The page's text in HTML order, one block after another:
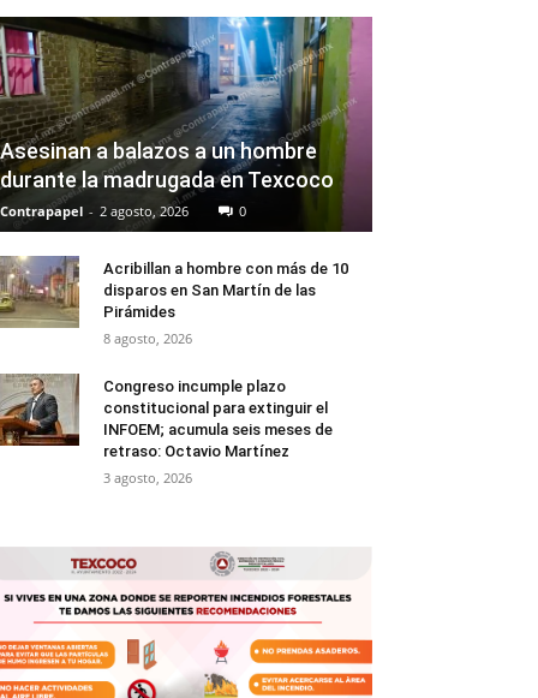
Asesinan a balazos a un hombre
durante la madrugada en Texcoco
Contrapapel - 2 agosto, 2026 0
Acribillan a hombre con más de 10
disparos en San Martín de las
Pirámides
8 agosto, 2026
Congreso incumple plazo
constitucional para extinguir el
INFOEM; acumula seis meses de
retraso: Octavio Martínez
3 agosto, 2026